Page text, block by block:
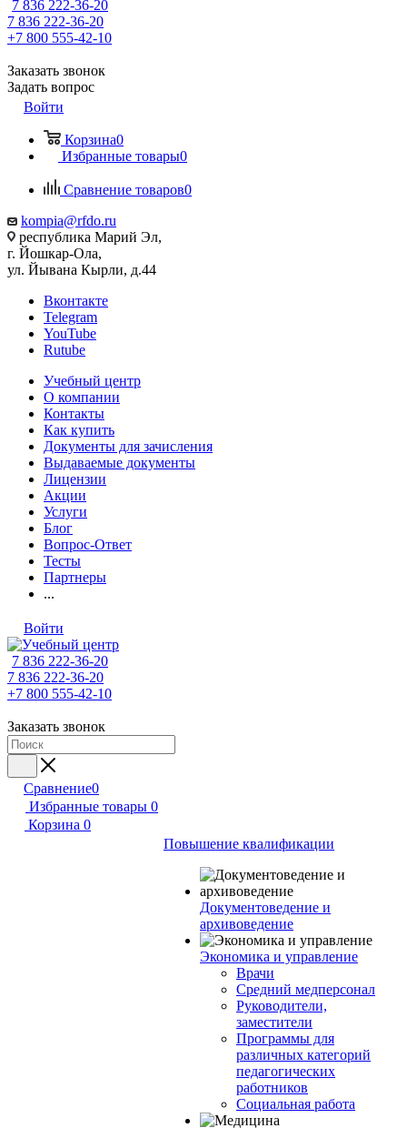
7 836 222-36-20
7 836 222-36-20
+7 800 555-42-10
Заказать звонок
Задать вопрос
Войти
Корзина0
Избранные товары0
Сравнение товаров0
kompia@rfdo.ru
республика Марий Эл,
г. Йошкар-Ола,
ул. Йывана Кырли, д.44
Вконтакте
Telegram
YouTube
Rutube
Учебный центр
О компании
Контакты
Как купить
Документы для зачисления
Выдаваемые документы
Лицензии
Акции
Услуги
Блог
Вопрос-Ответ
Тесты
Партнеры
...
Войти
7 836 222-36-20
7 836 222-36-20
+7 800 555-42-10
Заказать звонок
Сравнение0
Избранные товары 0
Корзина 0
Повышение квалификации
Документоведение и
архивоведение
Экономика и управление
Врачи
Средний медперсонал
Руководители,
заместители
Программы для
различных категорий
педагогических
работников
Социальная работа